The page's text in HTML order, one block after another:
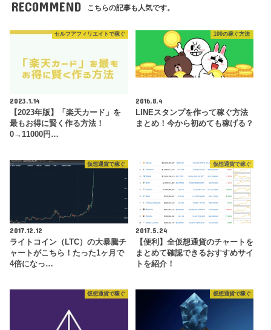
RECOMMEND こちらの記事も人気です。
セルフアフィリエイトで稼ぐ
2023.1.14
【2023年版】「楽天カード」を
最もお得に賢く作る方法！
0→11000円…
100の稼ぐ方法
2016.8.4
LINEスタンプを作って稼ぐ方法
まとめ！今から初めても稼げる？
仮想通貨で稼ぐ
2017.12.12
ライトコイン（LTC）の大暴騰チ
ャートがこちら！たった1ヶ月で
4倍になっ…
仮想通貨で稼ぐ
2017.5.24
【便利】全仮想通貨のチャートを
まとめて確認できるおすすめサイ
トを紹介！
仮想通貨で稼ぐ 仮想通貨で稼ぐ